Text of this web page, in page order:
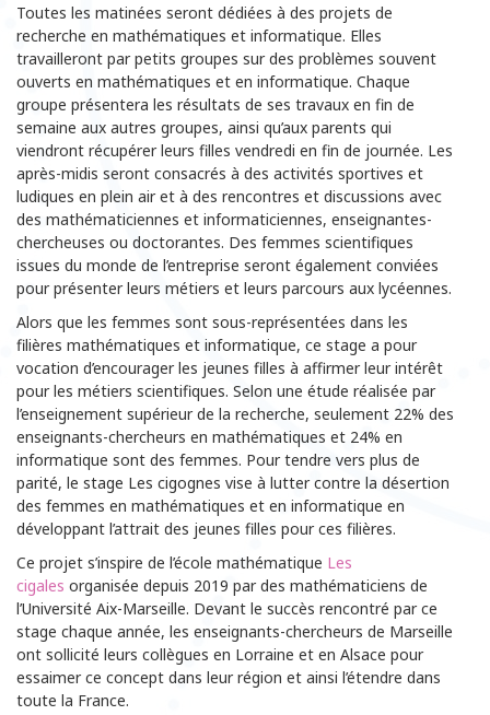
Toutes les matinées seront dédiées à des projets de
recherche en mathématiques et informatique. Elles
travailleront par petits groupes sur des problèmes souvent
ouverts en mathématiques et en informatique. Chaque
groupe présentera les résultats de ses travaux en fin de
semaine aux autres groupes, ainsi qu’aux parents qui
viendront récupérer leurs filles vendredi en fin de journée. Les
après-midis seront consacrés à des activités sportives et
ludiques en plein air et à des rencontres et discussions avec
des mathématiciennes et informaticiennes, enseignantes-
chercheuses ou doctorantes. Des femmes scientifiques
issues du monde de l’entreprise seront également conviées
pour présenter leurs métiers et leurs parcours aux lycéennes.
Alors que les femmes sont sous-représentées dans les
filières mathématiques et informatique, ce stage a pour
vocation d’encourager les jeunes filles à affirmer leur intérêt
pour les métiers scientifiques. Selon une étude réalisée par
l’enseignement supérieur de la recherche, seulement 22% des
enseignants-chercheurs en mathématiques et 24% en
informatique sont des femmes. Pour tendre vers plus de
parité, le stage Les cigognes vise à lutter contre la désertion
des femmes en mathématiques et en informatique en
développant l’attrait des jeunes filles pour ces filières.
Ce projet s’inspire de l’école mathématique Les
cigales organisée depuis 2019 par des mathématiciens de
l’Université Aix-Marseille. Devant le succès rencontré par ce
stage chaque année, les enseignants-chercheurs de Marseille
ont sollicité leurs collègues en Lorraine et en Alsace pour
essaimer ce concept dans leur région et ainsi l’étendre dans
toute la France.